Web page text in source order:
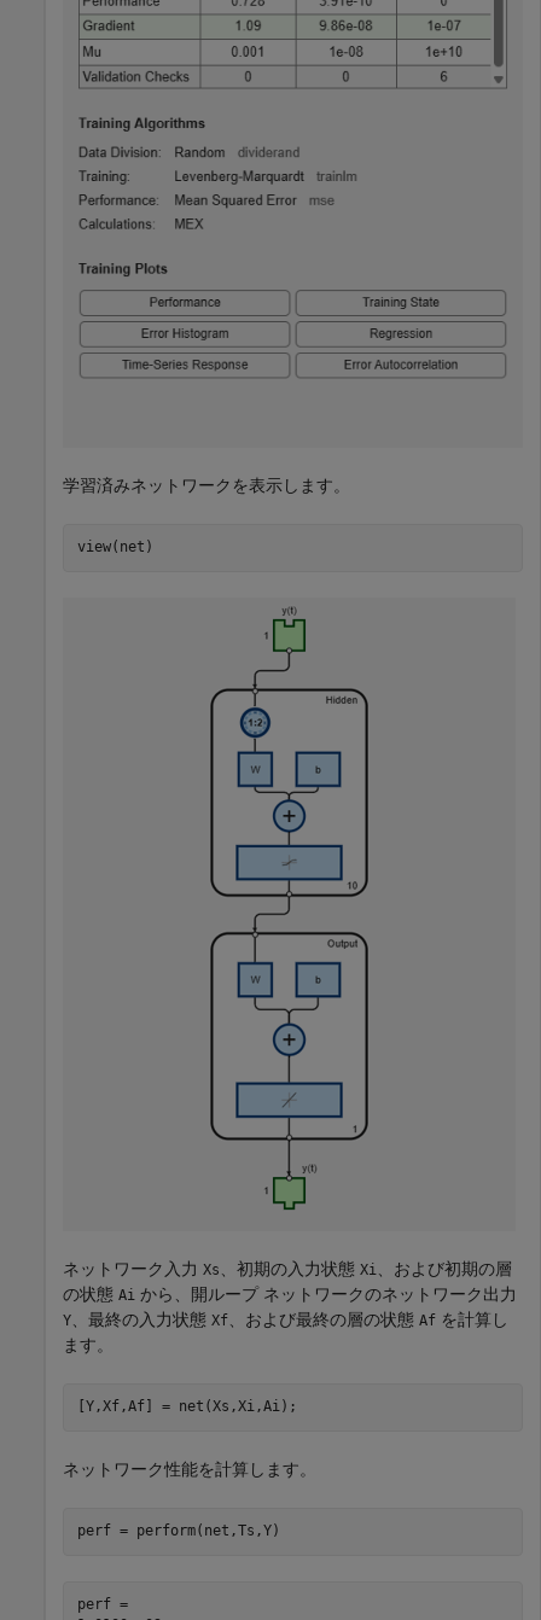
学習済みネットワークを表示します。
view(net)
ネットワーク入力 Xs 、初期の入力状態 Xi 、および初期の層
の状態 Ai から、開ループ ネットワークのネットワーク出力
Y 、最終の入力状態 Xf 、および最終の層の状態 Af を計算し
ます。
[Y,Xf,Af] = net(Xs,Xi,Ai);
ネットワーク性能を計算します。
perf = perform(net,Ts,Y)
perf =